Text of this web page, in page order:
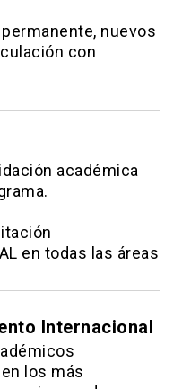
nuevos
con
académica
en todas las áreas
Internacional
los más